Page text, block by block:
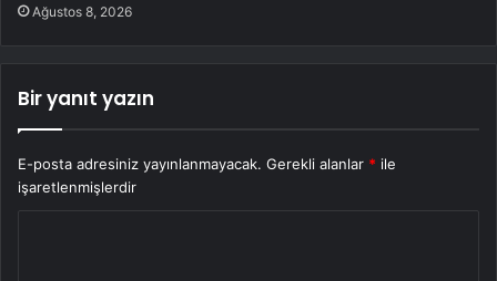
Ağustos 8, 2026
Bir yanıt yazın
E-posta adresiniz yayınlanmayacak. Gerekli alanlar * ile
işaretlenmişlerdir